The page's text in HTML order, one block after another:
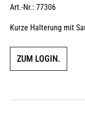
Art.-Nr.: 77306
Kurze Halterung mit
ZUM LOGIN.